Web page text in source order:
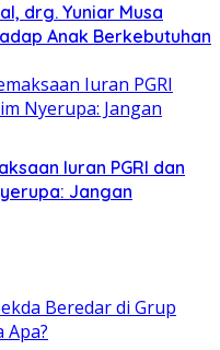
drg. Yuniar Musa
Anak Berkebutuhan
Iuran PGRI dan
Jangan